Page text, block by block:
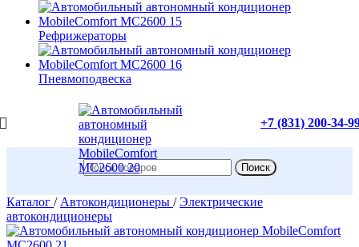
Рефрижераторы
Пневмоподвеска
+7 (831) 200-34-
Поиск
Каталог / Автокондиционеры / Электрические
автокондиционеры